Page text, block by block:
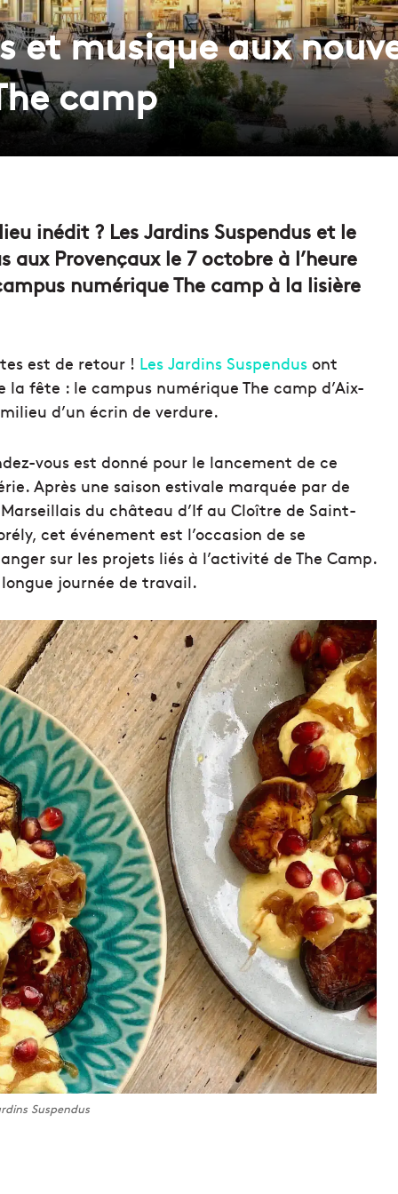
et musique aux
camp
inédit ? Les Jardins Suspendus et le
Provençaux le 7 octobre à l’heure
numérique The camp à la lisière
est de retour ! Les Jardins Suspendus ont
fête : le campus numérique The camp d’Aix-
d’un écrin de verdure.
vous est donné pour le lancement de ce
Après une saison estivale marquée par de
du château d’If au Cloître de Saint-
cet événement est l’occasion de se
sur les projets liés à l’activité de The Camp.
journée de travail.
Suspendus